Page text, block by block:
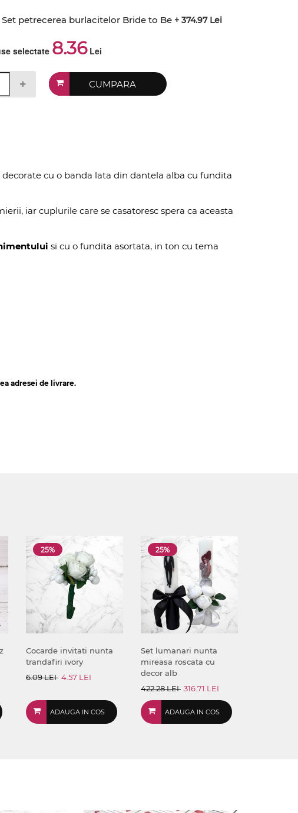
Set petrecerea burlacitelor Bride to Be + 374.97 Lei
selectate 8.36Lei
CUMPARA
decorate cu o banda lata din dantela alba cu fundita
iar cuplurile care se casatoresc spera ca aceasta
si cu o fundita asortata, in ton cu tema
adresei de livrare.
25%
Cocarde invitati nunta
trandafiri ivory
6.09 LEI 4.57 LEI
ADAUGA IN COS
25%
Set lumanari nunta
mireasa roscata cu
decor alb
422.28 LEI 316.71 LEI
ADAUGA IN COS